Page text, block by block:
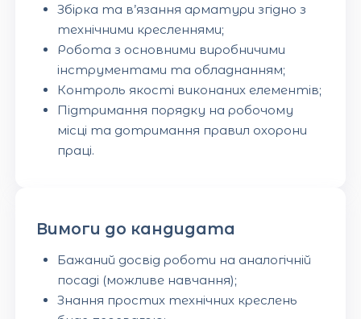
Збірка та в’язання арматури згідно з
технічними кресленнями;
Робота з основними виробничими
інструментами та обладнанням;
Контроль якості виконаних елементів;
Підтримання порядку на робочому
місці та дотримання правил охорони
праці.
Вимоги до кандидата
Бажаний досвід роботи на аналогічній
посаді (можливе навчання);
Знання простих технічних креслень